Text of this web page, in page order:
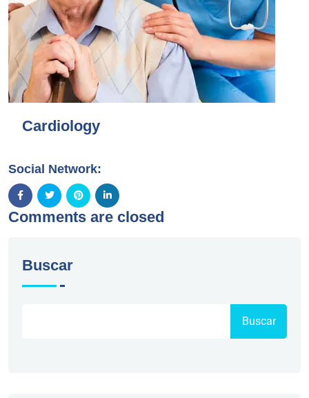
Cardiology
Social Network:
Comments are closed
Buscar
Buscar